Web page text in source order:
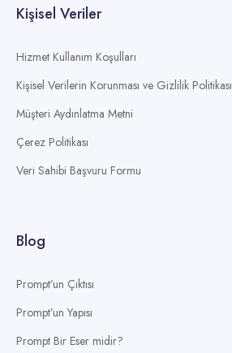
Kişisel Veriler
Hizmet Kullanım Koşulları
Kişisel Verilerin Korunması ve Gizlilik Politikası
Müşteri Aydınlatma Metni
Çerez Politikası
Veri Sahibi Başvuru Formu
Blog
Prompt’un Çıktısı
Prompt’un Yapısı
Prompt Bir Eser midir?